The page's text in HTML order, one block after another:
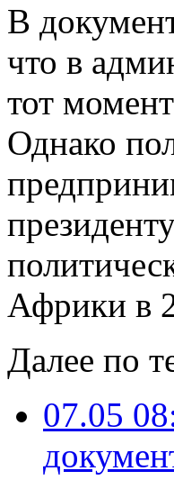
В
что в
тот
Однако
Африки в
Далее по
07.05